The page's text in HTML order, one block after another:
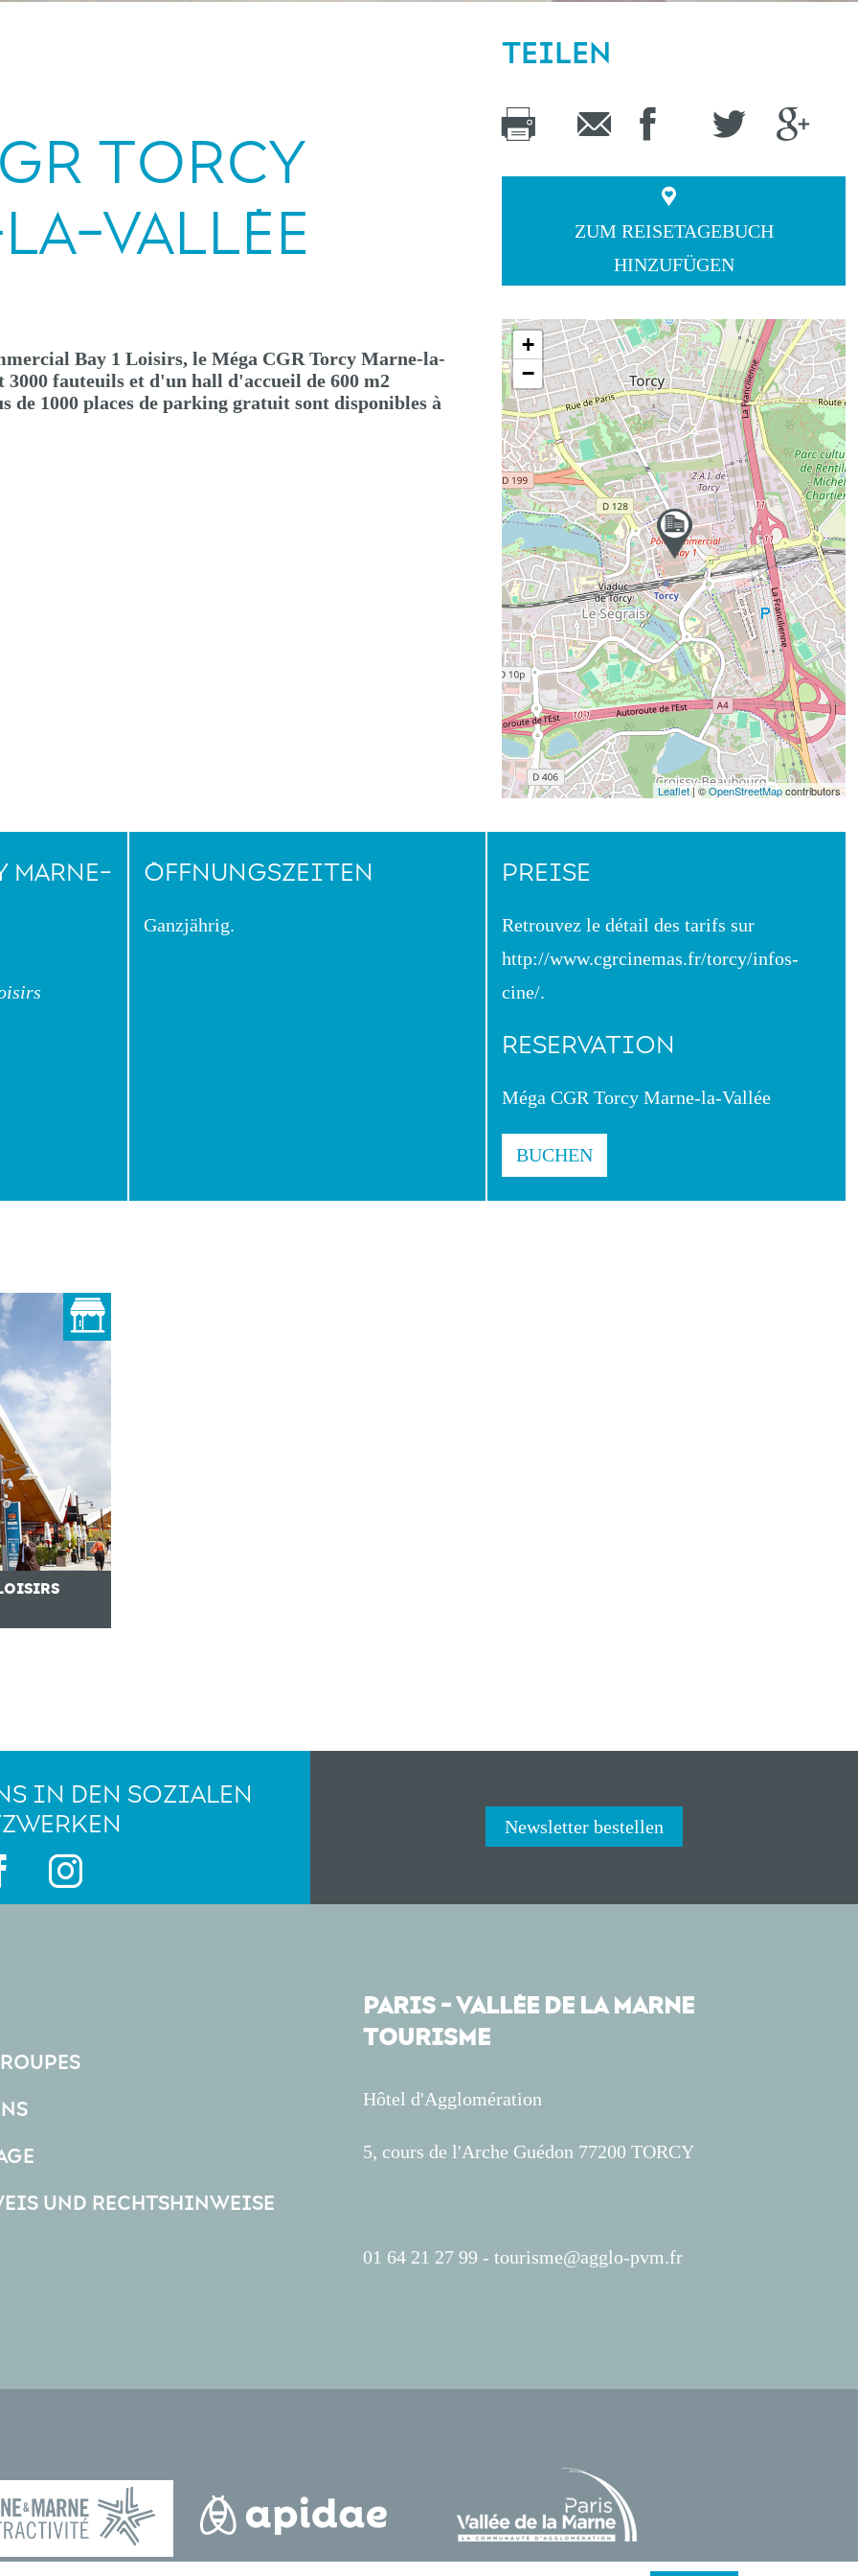
TORCY
VALLÉE
Bay 1 Loisirs, le Méga CGR Torcy Marne-la-
3000 fauteuils et d'un hall d'accueil de 600 m2
de 1000 places de parking gratuit sont disponibles à
TEILEN
ZUM REISETAGEBUCH
HINZUFÜGEN
+
−
Leaflet| ©OpenStreetMapcontributors
MARNE- ÖFFNUNGSZEITEN
Ganzjährig.
PREISE
Retrouvez le détail des tarifs sur
http://www.cgrcinemas.fr/torcy/infos-
cine/.
RESERVATION
Méga CGR Torcy Marne-la-Vallée
BUCHEN
IN DEN SOZIALEN
Newsletter bestellen
UND RECHTSHINWEISE
PARIS - VALLÉE DE LA MARNE
TOURISME
Hôtel d'Agglomération
5, cours de l'Arche Guédon 77200 TORCY
01 64 21 27 99 - tourisme@agglo-pvm.fr